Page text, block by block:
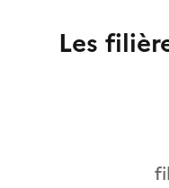
Les